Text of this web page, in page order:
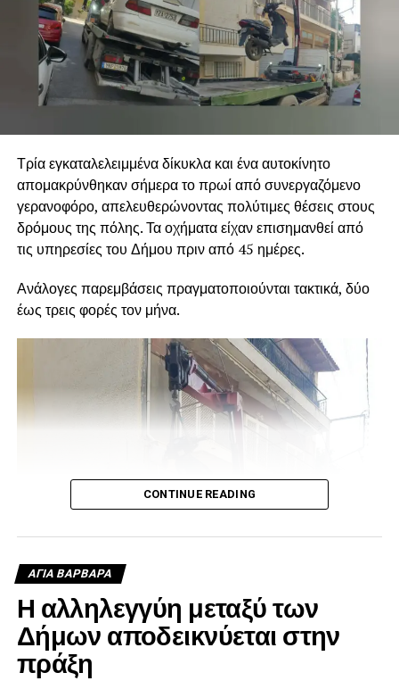
Τρία εγκαταλελειμμένα δίκυκλα και ένα αυτοκίνητο
απομακρύνθηκαν σήμερα το πρωί από συνεργαζόμενο
γερανοφόρο, απελευθερώνοντας πολύτιμες θέσεις στους
δρόμους της πόλης. Τα οχήματα είχαν επισημανθεί από
τις υπηρεσίες του Δήμου πριν από 45 ημέρες.
Ανάλογες παρεμβάσεις πραγματοποιούνται τακτικά, δύο
έως τρεις φορές τον μήνα.
CONTINUE READING
ΑΓΙΑ ΒΑΡΒΑΡΑ
Η αλληλεγγύη μεταξύ των
Δήμων αποδεικνύεται στην
πράξη